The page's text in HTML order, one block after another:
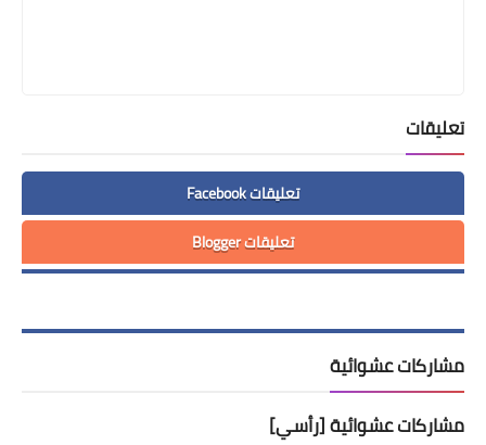
تعليقات
تعليقات Facebook
تعليقات Blogger
مشاركات عشوائية
مشاركات عشوائية [رأسي]